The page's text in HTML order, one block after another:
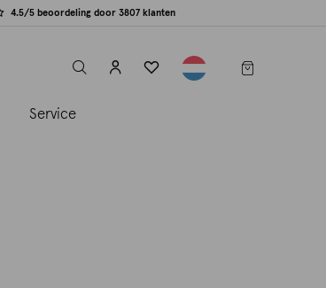
4.5/5 beoordeling door 3807 klanten
label.header.toggle
Service